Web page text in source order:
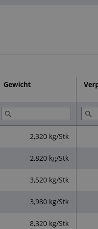
Gewicht
2,320 kg/Stk
2,820 kg/Stk
3,520 kg/Stk
3,980 kg/Stk
8,320 kg/Stk